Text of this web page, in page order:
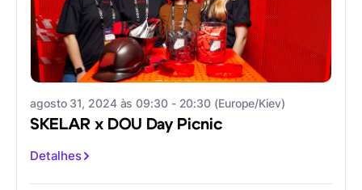
agosto 31, 2024 às 09:30 - 20:30 (Europe/Kiev)
SKELAR x DOU Day Picnic
Detalhes